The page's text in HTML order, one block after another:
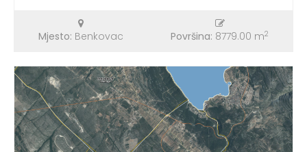
Mjesto: Benkovac Površina: 8779.00 m2